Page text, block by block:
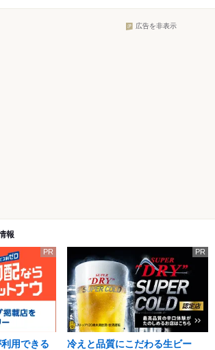
広告を非表示
報
PR
利用できる
PR
冷えと品質にこだわる生ビー